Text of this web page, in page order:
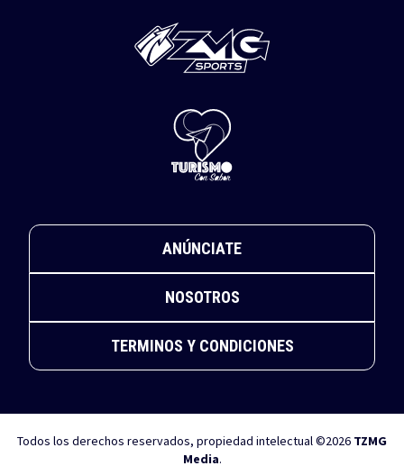
ANÚNCIATE
NOSOTROS
TERMINOS Y CONDICIONES
Todos los derechos reservados, propiedad intelectual ©2026 TZMG
Media.